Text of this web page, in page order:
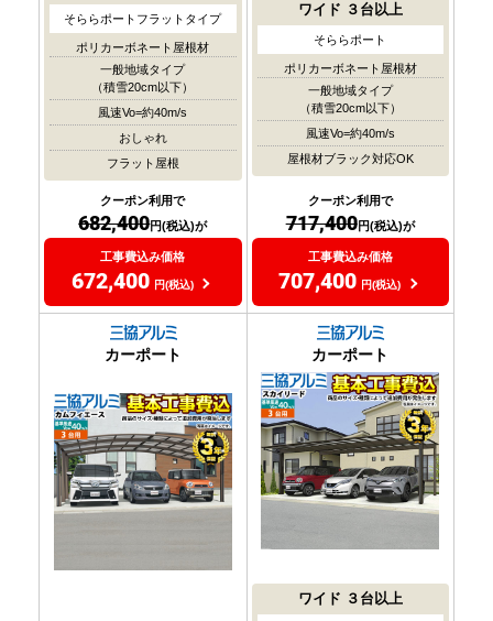
そららポートフラットタイプ
ポリカーボネート屋根材
一般地域タイプ
（積雪20cm以下）
風速Vo=約40m/s
おしゃれ
フラット屋根
クーポン利用で
682,400円(税込)が
工事費込み価格
672,400 円(税込)
ワイド ３台以上
そららポート
ポリカーボネート屋根材
一般地域タイプ
（積雪20cm以下）
風速Vo=約40m/s
屋根材ブラック対応OK
クーポン利用で
717,400円(税込)が
工事費込み価格
707,400 円(税込)
カーポート カーポート
ワイド ３台以上